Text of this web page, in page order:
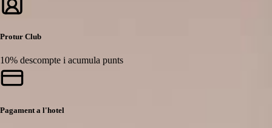
Protur Club
10% descompte i acumula punts
Pagament a l'hotel